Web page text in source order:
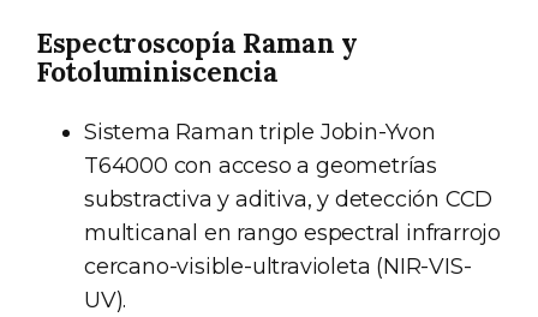
Espectroscopía Raman y
Fotoluminiscencia
Sistema Raman triple Jobin-Yvon
T64000 con acceso a geometrías
substractiva y aditiva, y detección CCD
multicanal en rango espectral infrarrojo
cercano-visible-ultravioleta (NIR-VIS-
UV).